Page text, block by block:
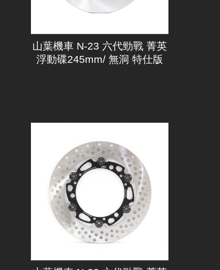
山葉機車 N-23 六代勁戰 菁英
浮動碟245mm/ 無洞 特仕版